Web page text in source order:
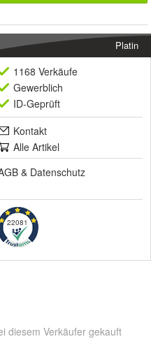
Platin
1168 Verkäufe
Gewerblich
ID-Geprüft
Kontakt
Alle Artikel
& Datenschutz
22081
diesem Verkäufer gekauft